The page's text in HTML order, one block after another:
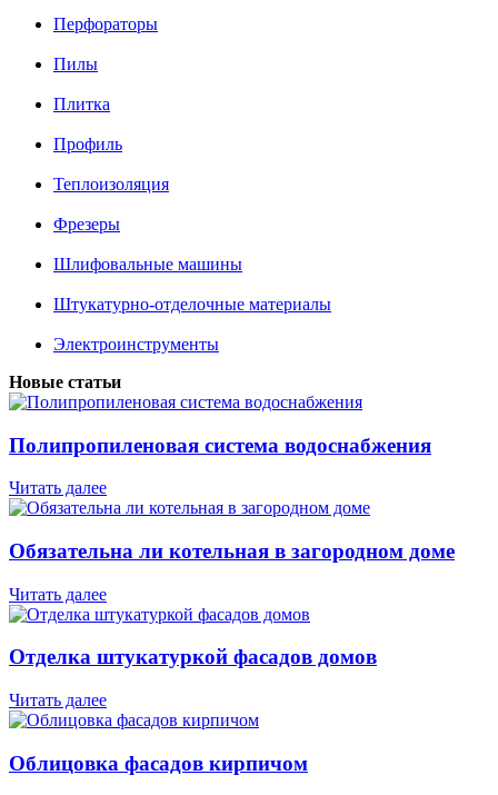
Перфораторы
Пилы
Плитка
Профиль
Теплоизоляция
Фрезеры
Шлифовальные машины
Штукатурно-отделочные материалы
Электроинструменты
Новые статьи
Полипропиленовая система водоснабжения
Читать далее
Обязательна ли котельная в загородном доме
Читать далее
Отделка штукатуркой фасадов домов
Читать далее
Облицовка фасадов кирпичом